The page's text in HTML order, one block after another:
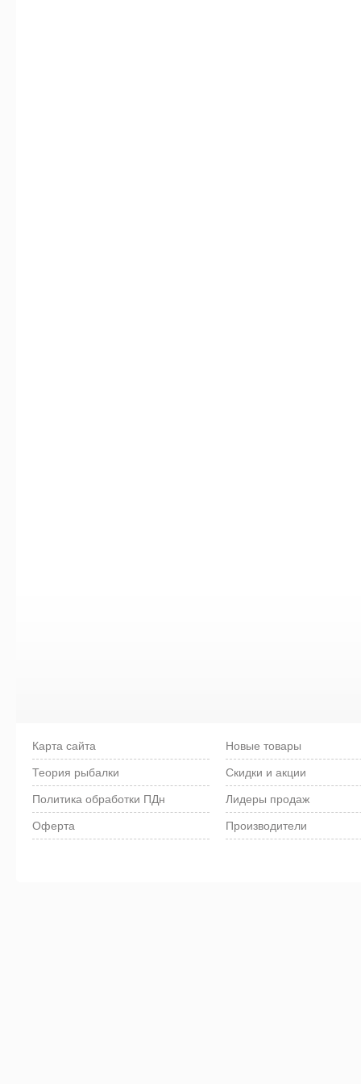
Карта сайта
Теория рыбалки
Политика обработки ПДн
Оферта
Новые товары
Скидки и акции
Лидеры продаж
Производители